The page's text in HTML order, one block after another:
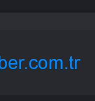
%10 hareket edebilir